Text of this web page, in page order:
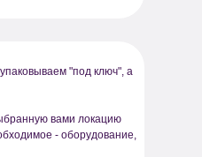
"под ключ", а
вами локацию
- оборудование,